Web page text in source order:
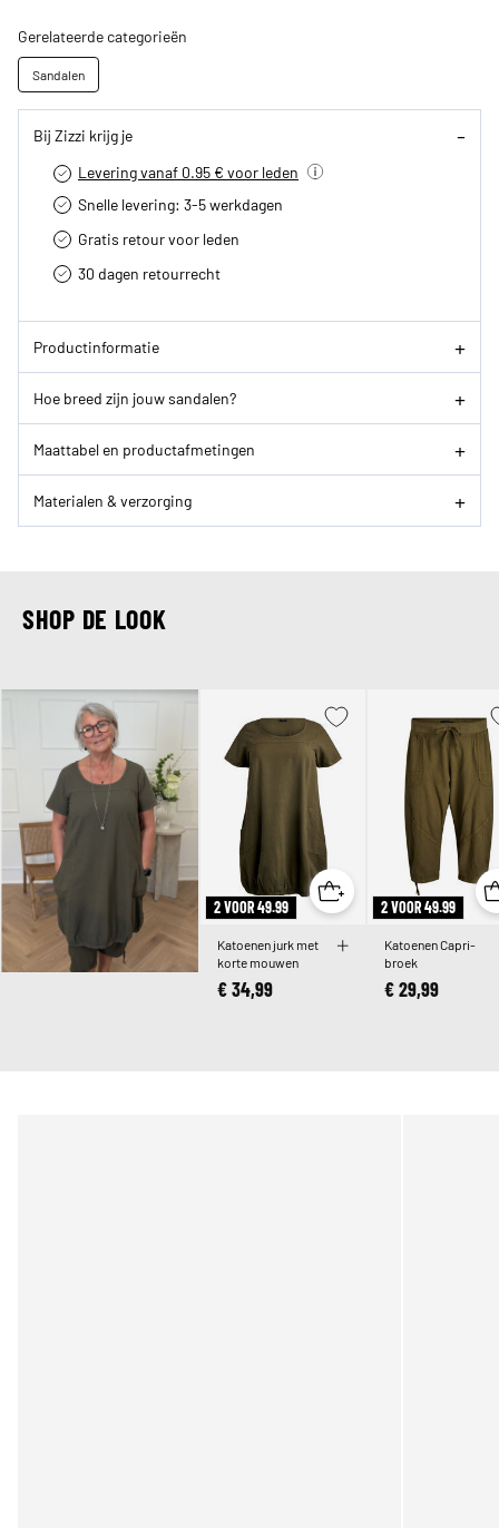
Gerelateerde categorieën
Sandalen
Bij Zizzi krijg je
Levering vanaf 0.95 € voor leden
Snelle levering: 3-5 werkdagen
Gratis retour voor leden
30 dagen retourrecht­
Productinformatie
Hoe breed zijn jouw sandalen?
Maattabel en productafmetingen
Materialen & verzorging
SHOP DE LOOK
2 VOOR 49.99
Katoenen jurk met
korte mouwen
€ 34,99
2 VOOR 49.99
Katoenen Capri-
broek
€ 29,99